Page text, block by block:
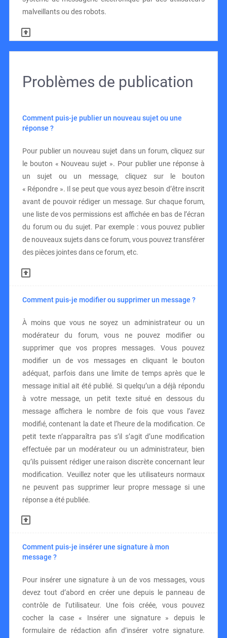
malveillants ou des robots.
Problèmes de publication
Comment puis-je publier un nouveau sujet ou une
réponse ?
Pour publier un nouveau sujet dans un forum, cliquez sur
le bouton « Nouveau sujet ». Pour publier une réponse à
un sujet ou un message, cliquez sur le bouton
« Répondre ». Il se peut que vous ayez besoin d’être inscrit
avant de pouvoir rédiger un message. Sur chaque forum,
une liste de vos permissions est affichée en bas de l’écran
du forum ou du sujet. Par exemple : vous pouvez publier
de nouveaux sujets dans ce forum, vous pouvez transférer
des pièces jointes dans ce forum, etc.
Comment puis-je modifier ou supprimer un message ?
À moins que vous ne soyez un administrateur ou un
modérateur du forum, vous ne pouvez modifier ou
supprimer que vos propres messages. Vous pouvez
modifier un de vos messages en cliquant le bouton
adéquat, parfois dans une limite de temps après que le
message initial ait été publié. Si quelqu’un a déjà répondu
à votre message, un petit texte situé en dessous du
message affichera le nombre de fois que vous l’avez
modifié, contenant la date et l’heure de la modification. Ce
petit texte n’apparaîtra pas s’il s’agit d’une modification
effectuée par un modérateur ou un administrateur, bien
qu’ils puissent rédiger une raison discrète concernant leur
modification. Veuillez noter que les utilisateurs normaux
ne peuvent pas supprimer leur propre message si une
réponse a été publiée.
Comment puis-je insérer une signature à mon
message ?
Pour insérer une signature à un de vos messages, vous
devez tout d’abord en créer une depuis le panneau de
contrôle de l’utilisateur. Une fois créée, vous pouvez
cocher la case « Insérer une signature » depuis le
formulaire de rédaction afin d’insérer votre signature.